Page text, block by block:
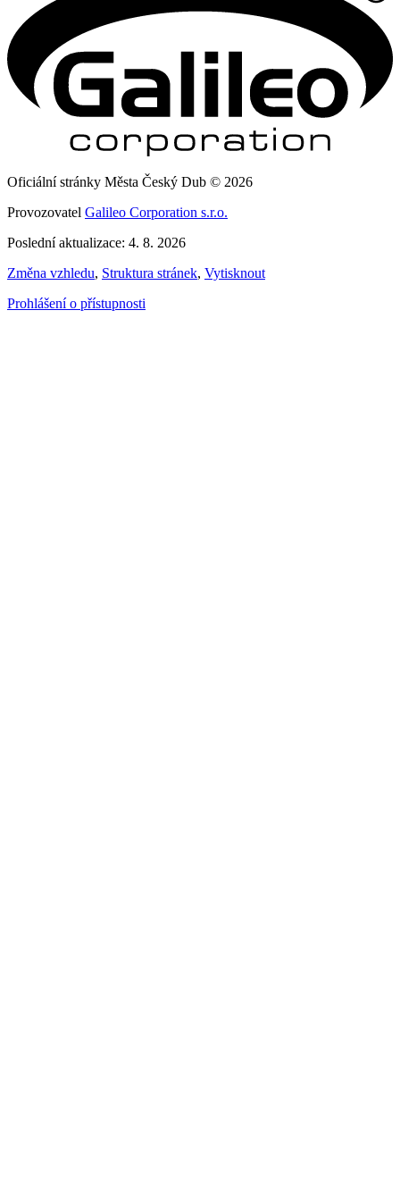
Oficiální stránky Města Český Dub © 2026
Provozovatel Galileo Corporation s.r.o.
Poslední aktualizace: 4. 8. 2026
Změna vzhledu, Struktura stránek, Vytisknout
Prohlášení o přístupnosti